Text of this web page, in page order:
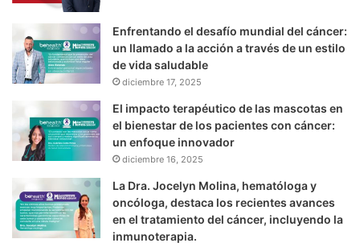
Enfrentando el desafío mundial del cáncer:
un llamado a la acción a través de un estilo
de vida saludable
diciembre 17, 2025
El impacto terapéutico de las mascotas en
el bienestar de los pacientes con cáncer:
un enfoque innovador
diciembre 16, 2025
La Dra. Jocelyn Molina, hematóloga y
oncóloga, destaca los recientes avances
en el tratamiento del cáncer, incluyendo la
inmunoterapia.